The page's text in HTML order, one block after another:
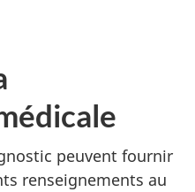
peuvent fournir
renseignements au